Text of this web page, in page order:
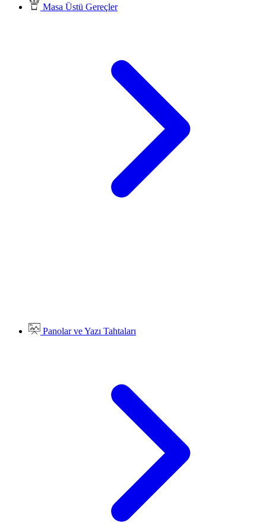
Masa Üstü Gereçler
Panolar ve Yazı Tahtaları